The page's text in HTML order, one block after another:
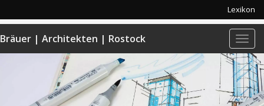
Lexikon
Bräuer | Architekten | Rostock